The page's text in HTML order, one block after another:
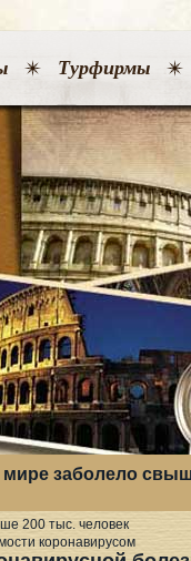
Турфирмы
заболело
коронавирусом